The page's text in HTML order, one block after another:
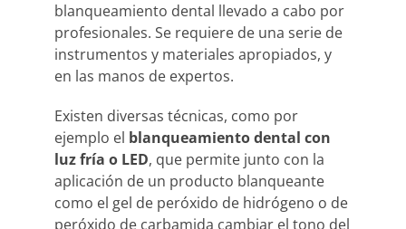
blanqueamiento dental llevado a cabo por
profesionales. Se requiere de una serie de
instrumentos y materiales apropiados, y
en las manos de expertos.
Existen diversas técnicas, como por
ejemplo el blanqueamiento dental con
luz fría o LED, que permite junto con la
aplicación de un producto blanqueante
como el gel de peróxido de hidrógeno o de
peróxido de carbamida cambiar el tono del